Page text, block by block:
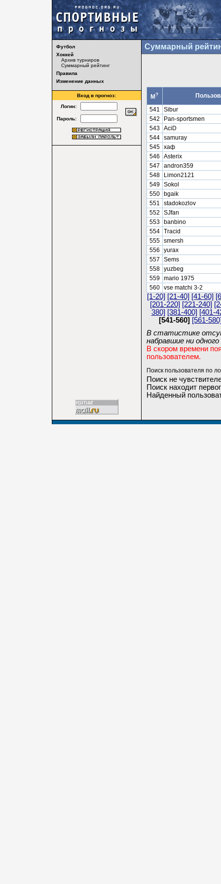
Футбол
Хоккей
Архив турниров
Суммарный рейтинг
Правила
Изменение данных
Вход в прогноз:
Логин:
Пароль:
Суммарный
М?
541
Sibur
542
Pan-sportsmen
543 AciD
544 samuray
545 хаф
546
Asterix
547
andron359
548
Limon2121
549 Sokol
550
bgaik
551
stadokozlov
552
SJfan
553
banbino
554 Tracid
555 smersh
556
yurax
557
Sems
558 yuzbeg
559 mario 1975
560 vse matchi 3-2
[1-20] [21-40] [41-60]
[201-220] [221-240]
380] [381-400] [401-
[541-560] [561-
В статистике
набравшие ни одного
В скором времени
пользователем.
Поиск пользователя по
Поиск не
Поиск находит
Найденный